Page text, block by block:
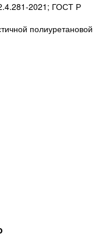
2021; ГОСТ Р
полиуретановой